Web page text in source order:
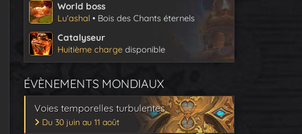
World boss
Lu'ashal • Bois des Chants éternels
Catalyseur
Huitième charge disponible
ÉVÈNEMENTS MONDIAUX
Voies temporelles turbulentes
Du 30 juin au 11 août